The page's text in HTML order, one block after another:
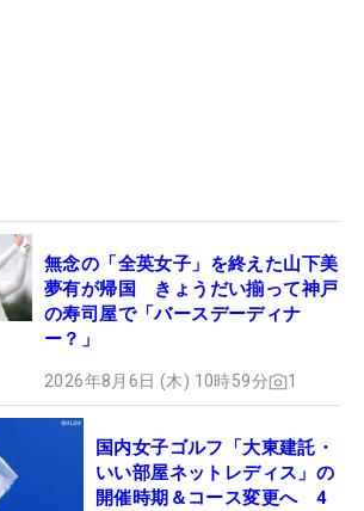
無念の「全英女子」を終えた山下美
夢有が帰国 きょうだい揃って神戸
の寿司屋で「バースデーディナ
ー？」
2026年8月6日 (木) 10時59分 1
国内女子ゴルフ「大東建託・
いい部屋ネットレディス」の
開催時期＆コース変更へ 4